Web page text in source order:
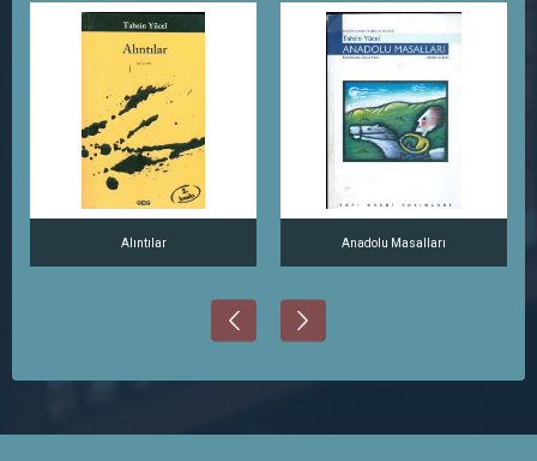
Alıntılar Anadolu Masalları